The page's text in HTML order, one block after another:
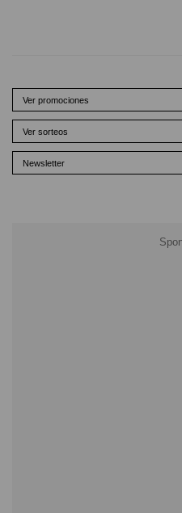
Ver promociones
Ver sorteos
Newsletter